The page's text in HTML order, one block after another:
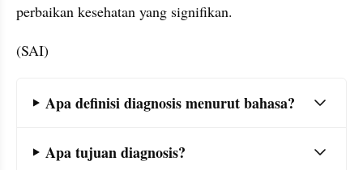
perbaikan kesehatan yang signifikan.
(SAI)
Apa definisi diagnosis menurut bahasa?
Apa tujuan diagnosis?